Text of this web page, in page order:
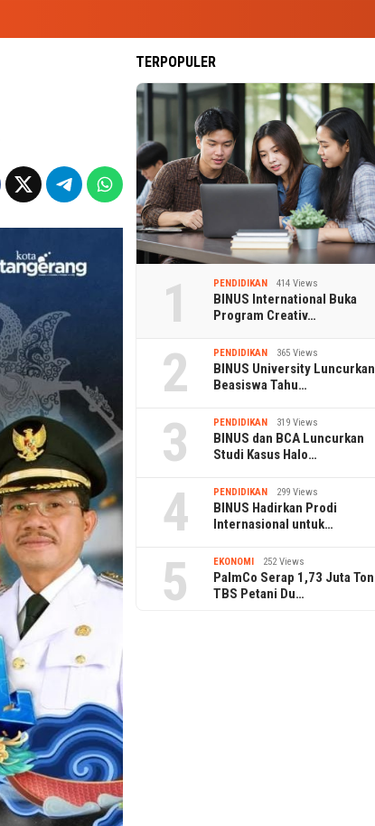
TERPOPULER
1 PENDIDIKAN 414 Views
BINUS International Buka
Program Creativ…
2 PENDIDIKAN 365 Views
BINUS University Luncurkan
Beasiswa Tahu…
3 PENDIDIKAN 319 Views
BINUS dan BCA Luncurkan
Studi Kasus Halo…
4 PENDIDIKAN 299 Views
BINUS Hadirkan Prodi
Internasional untuk…
5 EKONOMI 252 Views
PalmCo Serap 1,73 Juta Ton
TBS Petani Du…